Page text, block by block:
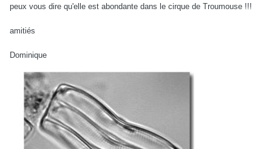
peux vous dire qu'elle est abondante dans le cirque de Troumouse !!!
amitiés
Dominique